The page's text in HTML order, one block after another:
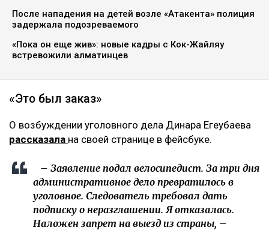
После нападения на детей возле «Атакента» полиция
задержала подозреваемого
«Пока он еще жив»: новые кадры с Кок-Жайляу
встревожили алматинцев
«Это был заказ»
О возбуждении уголовного дела Динара Егеубаева
рассказала на своей странице в фейсбуке.
– Заявление подал велосипедист. За три дня
административное дело превратилось в
уголовное. Следователь требовал дать
подписку о неразглашении. Я отказалась.
Наложен запрет на выезд из страны, –